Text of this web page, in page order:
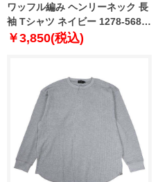
ワッフル編み ヘンリーネック 長
袖 Tシャツ ネイビー 1278-5680-
4 3L 4L 5L 6L
￥3,850(税込)